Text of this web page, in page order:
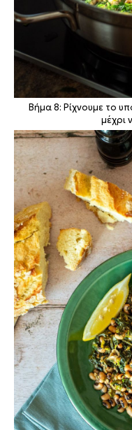
Βήμα 8: Ρίχνουμε το
μέχρι